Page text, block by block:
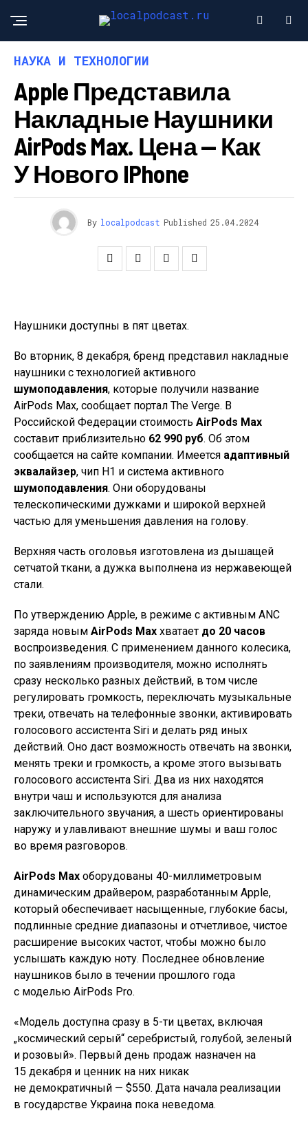
НАУКА И ТЕХНОЛОГИИ
Apple Представила
Накладные Наушники
AirPods Max. Цена — Как
У Нового IPhone
By localpodcast Published 25.04.2024
Наушники доступны в пят цветах.
Во вторник, 8 декабря, бренд представил накладные
наушники с технологией активного
шумоподавления, которые получили название
AirPods Max, сообщает портал The Verge. В
Российской Федерации стоимость AirPods Max
составит приблизительно 62 990 руб. Об этом
сообщается на сайте компании. Имеется адаптивный
эквалайзер, чип Н1 и система активного
шумоподавления. Они оборудованы
телескопическими дужками и широкой верхней
частью для уменьшения давления на голову.
Верхняя часть оголовья изготовлена из дышащей
сетчатой ткани, а дужка выполнена из нержавеющей
стали.
По утверждению Apple, в режиме с активным ANC
заряда новым AirPods Max хватает до 20 часов
воспроизведения. С применением данного колесика,
по заявлениям производителя, можно исполнять
сразу несколько разных действий, в том числе
регулировать громкость, переключать музыкальные
треки, отвечать на телефонные звонки, активировать
голосового ассистента Siri и делать ряд иных
действий. Оно даст возможность отвечать на звонки,
менять треки и громкость, а кроме этого вызывать
голосового ассистента Siri. Два из них находятся
внутри чаш и используются для анализа
заключительного звучания, а шесть ориентированы
наружу и улавливают внешние шумы и ваш голос
во время разговоров.
AirPods Max оборудованы 40-миллиметровым
динамическим драйвером, разработанным Apple,
который обеспечивает насыщенные, глубокие басы,
подлинные средние диапазоны и отчетливое, чистое
расширение высоких частот, чтобы можно было
услышать каждую ноту. Последнее обновление
наушников было в течении прошлого года
с моделью AirPods Pro.
«Модель доступна сразу в 5-ти цветах, включая
„космический серый“ серебристый, голубой, зеленый
и розовый». Первый день продаж назначен на
15 декабря и ценник на них никак
не демократичный — $550. Дата начала реализации
в государстве Украина пока неведома.